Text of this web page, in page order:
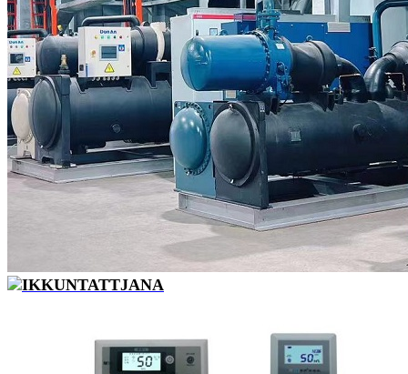
IKKUNTATTJANA